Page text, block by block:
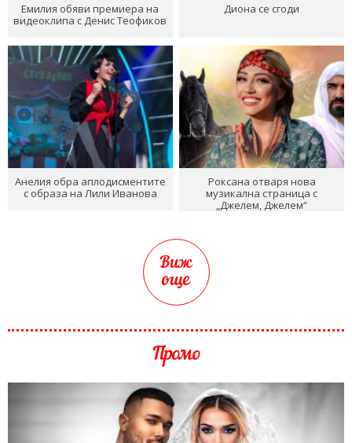
Емилия обяви премиера на
видеоклипа с Денис Теофиков
Диона се сгоди
Анелия обра аплодисментите
с образа на Лили Иванова
Роксана отваря нова
музикална страница с
„Джелем, Джелем“
Виж
още
Промо